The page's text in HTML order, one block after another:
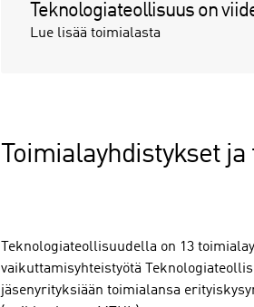
Teknologiateollisuus on
Lue lisää toimialasta
Toimialayhdistykset
Teknologiateollisuudella on 13
vaikuttamisyhteistyötä
jäsenyrityksiään toimialansa